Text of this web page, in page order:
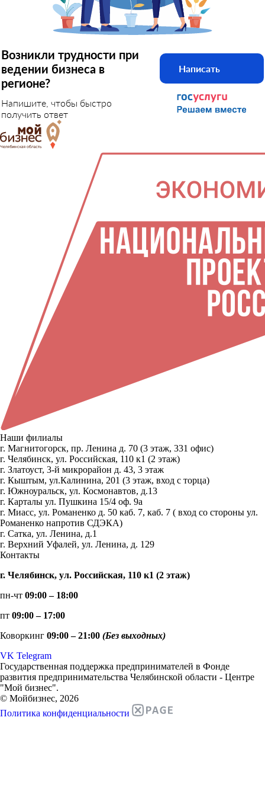
Возникли трудности при
ведении бизнеса в
регионе?
Напишите, чтобы быстро
получить ответ
Написать
Наши филиалы
г. Магнитогорск, пр. Ленина д. 70 (3 этаж, 331 офис)
г. Челябинск, ул. Российская, 110 к1 (2 этаж)
г. Златоуст, 3-й микрорайон д. 43, 3 этаж
г. Кыштым, ул.Калинина, 201 (3 этаж, вход с торца)
г. Южноуральск, ул. Космонавтов, д.13
г. Карталы ул. Пушкина 15/4 оф. 9а
г. Миасс, ул. Романенко д. 50 каб. 7, каб. 7 ( вход со стороны ул.
Романенко напротив СДЭКА)
г. Сатка, ул. Ленина, д.1
г. Верхний Уфалей, ул. Ленина, д. 129
Контакты
г. Челябинск, ул. Российская, 110 к1 (2 этаж)
пн-чт 09:00 – 18:00
пт 09:00 – 17:00
Коворкинг 09:00 – 21:00 (Без выходных)
VK Telegram
Государственная поддержка предпринимателей в Фонде
развития предпринимательства Челябинской области - Центре
"Мой бизнес".
© Мойбизнес, 2026
Политика конфиденциальности